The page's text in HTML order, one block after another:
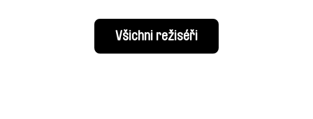
Všichni režiséři